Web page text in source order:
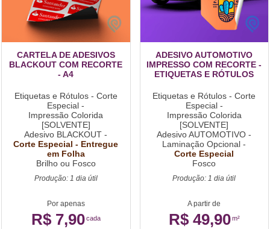
CARTELA DE ADESIVOS
BLACKOUT COM RECORTE
- A4
Etiquetas e Rótulos - Corte
Especial -
Impressão Colorida
[SOLVENTE]
Adesivo BLACKOUT -
Corte Especial - Entregue
em Folha
Brilho ou Fosco
Produção: 1 dia útil
Por apenas
R$ 7,90cada
ADESIVO AUTOMOTIVO
IMPRESSO COM RECORTE -
ETIQUETAS E RÓTULOS
Etiquetas e Rótulos - Corte
Especial -
Impressão Colorida
[SOLVENTE]
Adesivo AUTOMOTIVO -
Laminação Opcional -
Corte Especial
Fosco
Produção: 1 dia útil
A partir de
R$ 49,90m²